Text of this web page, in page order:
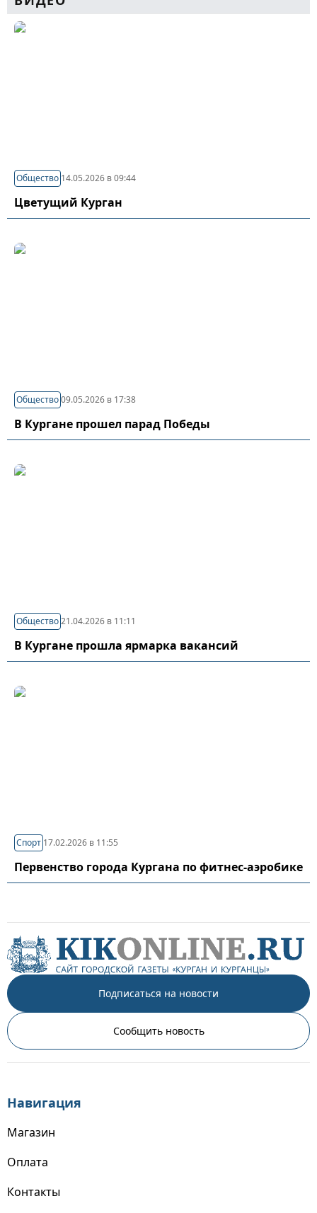
Общество 14.05.2026 в 09:44
Цветущий Курган
Общество09.05.2026 в 17:38
В Кургане прошел парад Победы
Общество21.04.2026 в 11:11
В Кургане прошла ярмарка вакансий
Спорт 17.02.2026 в 11:55
Первенство города Кургана по фитнес-аэробике
Подписаться на новости
Сообщить новость
Навигация
Магазин
Оплата
Контакты